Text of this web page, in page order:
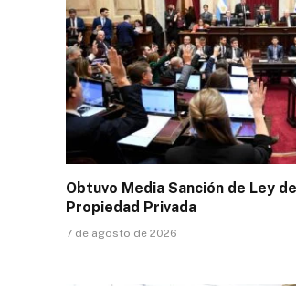
Obtuvo Media Sanción de Ley
Propiedad Privada
7 de agosto de 2026